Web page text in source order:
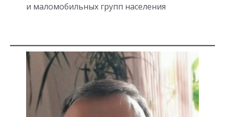
и маломобильных групп населения